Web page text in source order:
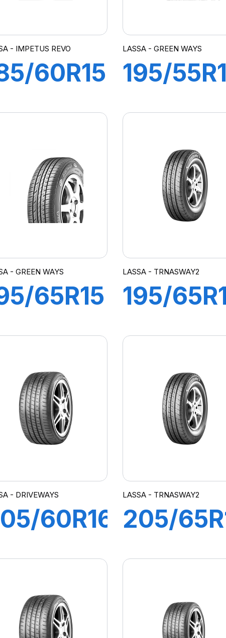
- IMPETUS REVO
60R15
LASSA - GREEN WAYS
195/
WAYS
- GREEN WAYS
65R15
LASSA - TRNASWAY2
195/
- DRIVEWAYS
60R16
LASSA - TRNASWAY2
205/